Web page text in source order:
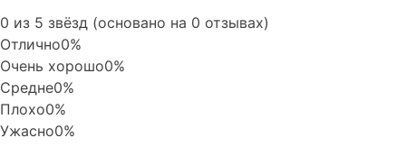
Rated
0
out
of
5
0 из 5 звёзд (основано на 0 отзывах)
Отлично0%
Очень хорошо0%
Средне0%
Плохо0%
Ужасно0%